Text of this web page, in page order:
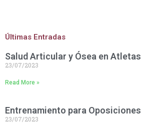
Últimas Entradas
Salud Articular y Ósea en Atletas
23/07/2023
Read More »
Entrenamiento para Oposiciones
23/07/2023